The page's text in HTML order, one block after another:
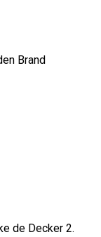
Brand
de Decker 2.